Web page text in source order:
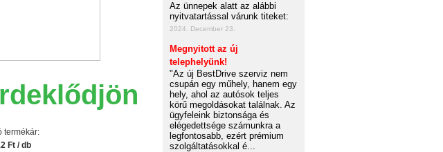
termékár:
Ft / db
Az ünnepek alatt az alábbi
nyitvatartással várunk titeket:
2024. December 23.
Megnyitott az új
telephelyünk!
"Az új BestDrive szerviz nem
csupán egy műhely, hanem egy
hely, ahol az autósok teljes
körű megoldásokat találnak. Az
ügyfeleink biztonsága és
elégedettsége számunkra a
legfontosabb, ezért prémium
szolgáltatásokkal é...